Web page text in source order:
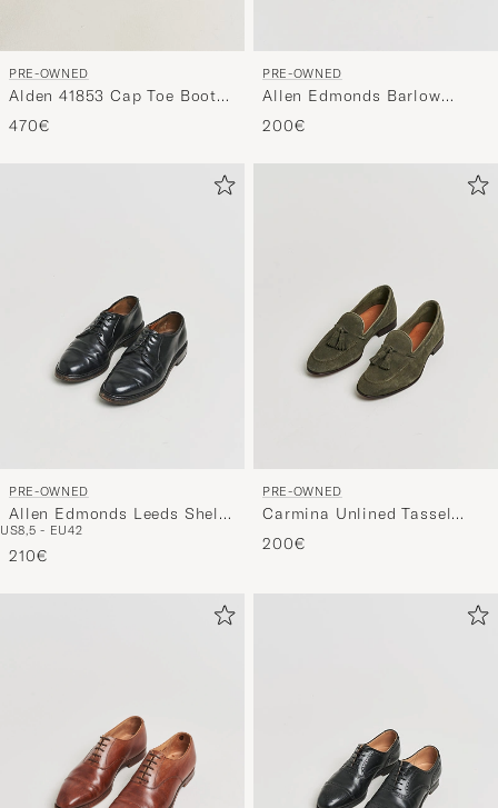
PRE-OWNED
Alden 41853 Cap Toe Boot
Burgundy Shell Cordovan
US10 - EU44
470€
PRE-OWNED
Allen Edmonds Barlow
Oxford Dark Brown Suede
UK8,5 - EU42
200€
PRE-OWNED
Allen Edmonds Leeds Shell
Cordovan Derby Black US8,5
- EU42
US8,5 - EU42
210€
PRE-OWNED
Carmina Unlined Tassel
Loafers Grey Suede UK6 -
EU39
200€